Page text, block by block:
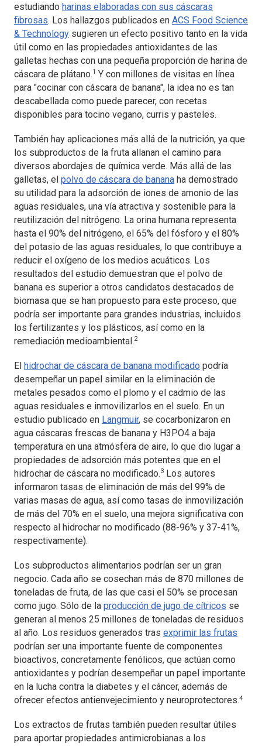
estudiando harinas elaboradas con sus cáscaras
fibrosas. Los hallazgos publicados en ACS Food Science
& Technology sugieren un efecto positivo tanto en la vida
útil como en las propiedades antioxidantes de las
galletas hechas con una pequeña proporción de harina de
cáscara de plátano.1 Y con millones de visitas en línea
para "cocinar con cáscara de banana", la idea no es tan
descabellada como puede parecer, con recetas
disponibles para tocino vegano, curris y pasteles.
También hay aplicaciones más allá de la nutrición, ya que
los subproductos de la fruta allanan el camino para
diversos abordajes de química verde. Más allá de las
galletas, el polvo de cáscara de banana ha demostrado
su utilidad para la adsorción de iones de amonio de las
aguas residuales, una vía atractiva y sostenible para la
reutilización del nitrógeno. La orina humana representa
hasta el 90% del nitrógeno, el 65% del fósforo y el 80%
del potasio de las aguas residuales, lo que contribuye a
reducir el oxígeno de los medios acuáticos. Los
resultados del estudio demuestran que el polvo de
banana es superior a otros candidatos destacados de
biomasa que se han propuesto para este proceso, que
podría ser importante para grandes industrias, incluidos
los fertilizantes y los plásticos, así como en la
remediación medioambiental.2
El hidrochar de cáscara de banana modificado podría
desempeñar un papel similar en la eliminación de
metales pesados como el plomo y el cadmio de las
aguas residuales e inmovilizarlos en el suelo. En un
estudio publicado en Langmuir, se cocarbonizaron en
agua cáscaras frescas de banana y H3PO4 a baja
temperatura en una atmósfera de aire, lo que dio lugar a
propiedades de adsorción más potentes que en el
hidrochar de cáscara no modificado.3 Los autores
informaron tasas de eliminación de más del 99% de
varias masas de agua, así como tasas de inmovilización
de más del 70% en el suelo, una mejora significativa con
respecto al hidrochar no modificado (88-96% y 37-41%,
respectivamente).
Los subproductos alimentarios podrían ser un gran
negocio. Cada año se cosechan más de 870 millones de
toneladas de fruta, de las que casi el 50% se procesan
como jugo. Sólo de la producción de jugo de cítricos se
generan al menos 25 millones de toneladas de residuos
al año. Los residuos generados tras exprimir las frutas
podrían ser una importante fuente de componentes
bioactivos, concretamente fenólicos, que actúan como
antioxidantes y podrían desempeñar un papel importante
en la lucha contra la diabetes y el cáncer, además de
ofrecer efectos antienvejecimiento y neuroprotectores.4
Los extractos de frutas también pueden resultar útiles
para aportar propiedades antimicrobianas a los